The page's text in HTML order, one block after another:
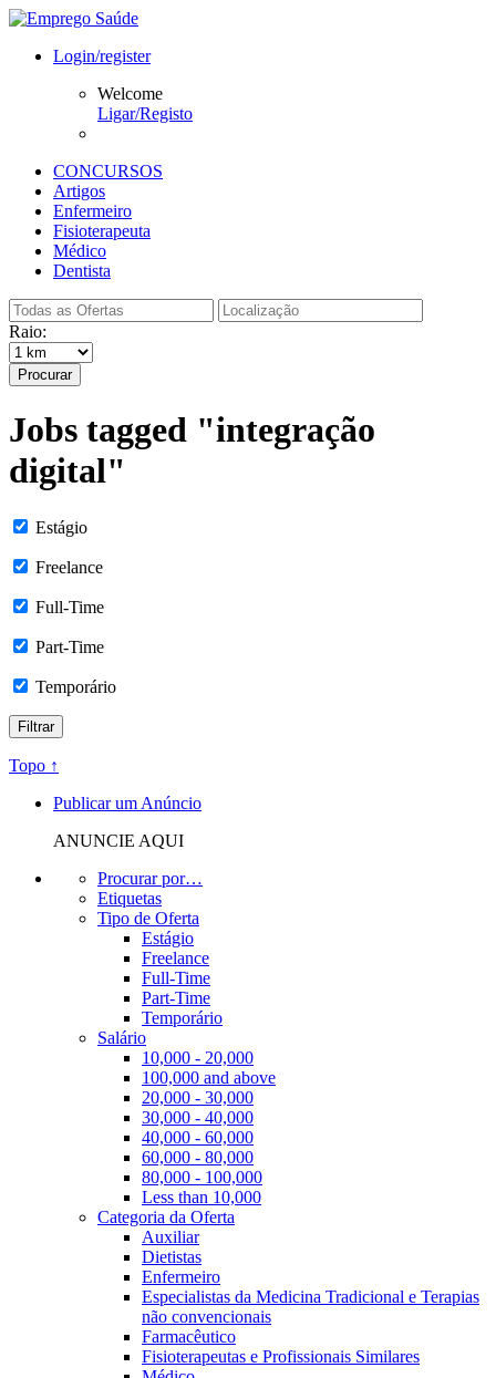
Login/register
Welcome
Ligar/Registo
CONCURSOS
Artigos
Enfermeiro
Fisioterapeuta
Médico
Dentista
Raio:
Procurar
Jobs tagged "integração
digital"
Estágio
Freelance
Full-Time
Part-Time
Temporário
Topo ↑
Publicar um Anúncio
ANUNCIE AQUI
Procurar por…
Etiquetas
Tipo de Oferta
Estágio
Freelance
Full-Time
Part-Time
Temporário
Salário
10,000 - 20,000
100,000 and above
20,000 - 30,000
30,000 - 40,000
40,000 - 60,000
60,000 - 80,000
80,000 - 100,000
Less than 10,000
Categoria da Oferta
Auxiliar
Dietistas
Enfermeiro
Especialistas da Medicina Tradicional e Terapias
não convencionais
Farmacêutico
Fisioterapeutas e Profissionais Similares